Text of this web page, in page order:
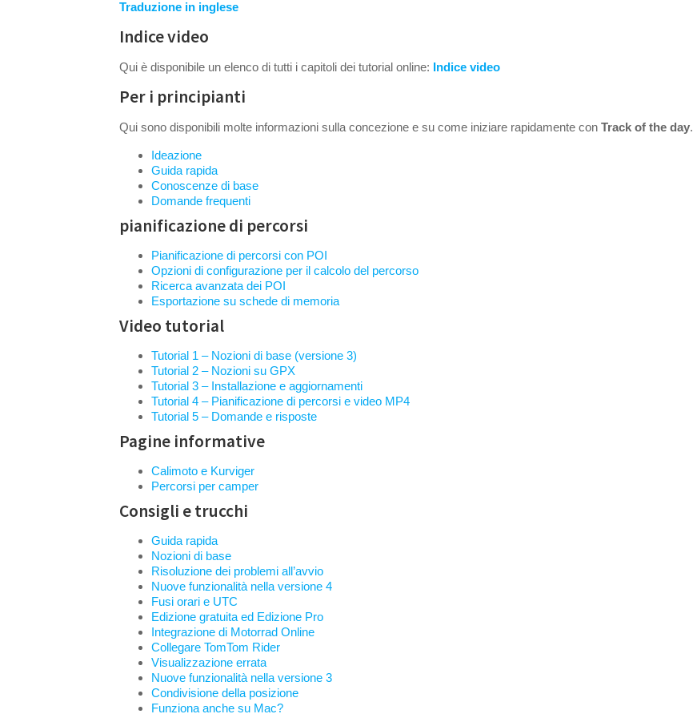
Traduzione in inglese
Indice video
Qui è disponibile un elenco di tutti i capitoli dei tutorial online: Indice video
Per i principianti
Qui sono disponibili molte informazioni sulla concezione e su come iniziare rapidamente conTrack of the day.
Ideazione
Guida rapida
Conoscenze di base
Domande frequenti
pianificazione di percorsi
Pianificazione di percorsi con POI
Opzioni di configurazione per il calcolo del percorso
Ricerca avanzata dei POI
Esportazione su schede di memoria
Video tutorial
Tutorial 1 – Nozioni di base (versione 3)
Tutorial 2 – Nozioni su GPX
Tutorial 3 – Installazione e aggiornamenti
Tutorial 4 – Pianificazione di percorsi e video MP4
Tutorial 5 – Domande e risposte
Pagine informative
Calimoto e Kurviger
Percorsi per camper
Consigli e trucchi
Guida rapida
Nozioni di base
Risoluzione dei problemi all’avvio
Nuove funzionalità nella versione 4
Fusi orari e UTC
Edizione gratuita ed Edizione Pro
Integrazione di Motorrad Online
Collegare TomTom Rider
Visualizzazione errata
Nuove funzionalità nella versione 3
Condivisione della posizione
Funziona anche su Mac?